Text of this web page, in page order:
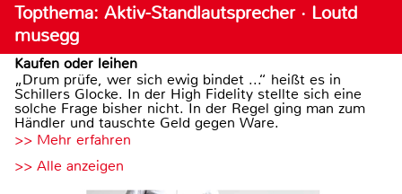
Topthema: Aktiv-Standlautsprecher · Loutd
musegg
Kaufen oder leihen
„Drum prüfe, wer sich ewig bindet ...“ heißt es in
Schillers Glocke. In der High Fidelity stellte sich eine
solche Frage bisher nicht. In der Regel ging man zum
Händler und tauschte Geld gegen Ware.
>> Mehr erfahren
>> Alle anzeigen